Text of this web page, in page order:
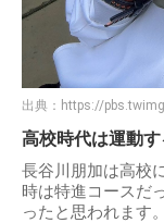
出典： https://
高校時代は運動
長谷川朋加は高校
時は特進コースだ
ったと思われます。